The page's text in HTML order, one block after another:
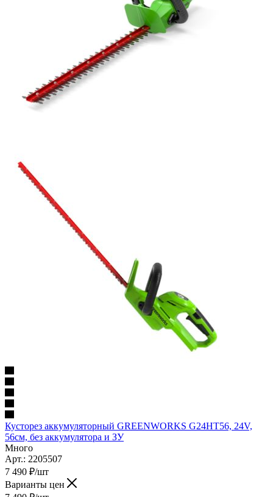
Кусторез аккумуляторный GREENWORKS G24HT56, 24V,
56см, без аккумулятора и ЗУ
Много
Арт.: 2205507
7 490 ₽/шт
Варианты цен